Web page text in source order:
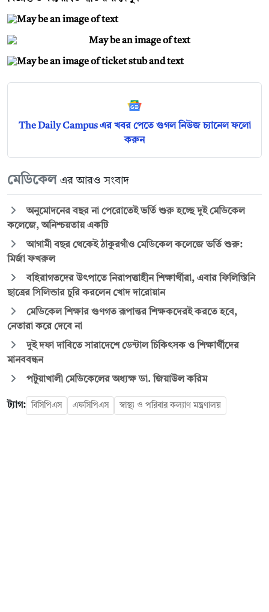
The Daily Campus এর খবর পেতে গুগল নিউজ চ্যানেল ফলো
করুন
মেডিকেল এর আরও সংবাদ
অনুমোদনের বছর না পেরোতেই ভর্তি শুরু হচ্ছে দুই মেডিকেল
কলেজে, অনিশ্চয়তায় একটি
আগামী বছর থেকেই ঠাকুরগাঁও মেডিকেল কলেজে ভর্তি শুরু:
মির্জা ফখরুল
বহিরাগতদের উৎপাতে নিরাপত্তাহীন শিক্ষার্থীরা, এবার ফিলিস্তিনি
ছাত্রের সিলিন্ডার চুরি করলেন খোদ দারোয়ান
মেডিকেল শিক্ষার গুণগত রূপান্তর শিক্ষকদেরই করতে হবে,
নেতারা করে দেবে না
দুই দফা দাবিতে সারাদেশে ডেন্টাল চিকিৎসক ও শিক্ষার্থীদের
মানববন্ধন
পটুয়াখালী মেডিকেলের অধ্যক্ষ ডা. জিয়াউল করিম
ট্যাগ: বিসিপিএস এফসিপিএস স্বাস্থ্য ও পরিবার কল্যাণ মন্ত্রণালয়